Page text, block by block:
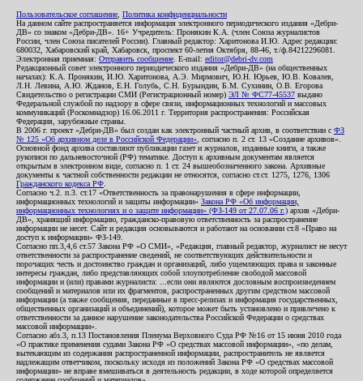
Пользовательское соглашение Политика конфиденциальности
На данном сайте распространяется информация электронного периодического издания «Дебри-
ДВ» со знаком «Дебри-ДВ». 16+ Учредитель: Пронякин К.А. (член Союза журналистов
России, член Союза писателей России). Главный редактор: Харитонова И.Ю. Адрес редакции:
680032, Хабаровский край, Хабаровск, проспект 60-летия Октября, 88-46, т./ф.84212296081.
Электронная приемная: Отправить сообщение . E-mail: editor@debri-dv.com
Редакционный совет электронного периодического издания «Дебри-ДВ» (на общественных
началах): К.А. Пронякин, И.Ю. Харитонова, А.Э. Мирмович, Ю.Н. Юрьев, Ю.В. Ковалев,
Л.Н. Левина, А.Ю. Жданов, Е.Н. Голубь, С.Н. Бурындин, Б.М. Сухинин, О.В. Егорова
Свидетельство о регистрации СМИ (Регистрационный номер) ЭЛ № ФС77-45537 выдано
Федеральной службой по надзору в сфере связи, информационных технологий и массовых
коммуникаций (Роскомнадзор) 16.06.2011 г. Территория распространения: Российская
Федерация, зарубежные страны.
В 2006 г. проект «Дебри-ДВ» был создан как электронный частный архив, в соответствии с ФЗ
№ 125 «Об архивном деле в Российской Федерации» , согласно п. 2 ст. 13 «Создание архивов».
Основной фонд архива составляют публикации газет и журналов, изданные книги, а также
рукописи по дальневосточной (РФ) тематике. Доступ к архивным документам является
открытым в электронном виде, согласно п. 1 ст. 24 вышеобозначенного закона. Архивные
документы к частной собственности редакции не относятся, согласно ст.ст. 1275, 1276, 1306
Гражданского кодекса РФ
Согласно ч.2. п.3. ст.17 «Ответственность за правонарушения в сфере информации,
информационных технологий и защиты информации» Закона РФ «Об информации,
информационных технологиях и о защите информации» (ФЗ-149 от 27.07.06 г.) архив «Дебри-
ДВ», хранящий информацию, гражданско-правовую ответственность за распространение
информации не несет. Сайт и редакция основываются и работают на основании ст.8 «Право на
доступ к информации» ФЗ-149.
Согласно пп.3,4,6 ст.57 Закона РФ «О СМИ», «Редакция, главный редактор, журналист не несут
ответственности за распространение сведений, не соответствующих действительности и
порочащих честь и достоинство граждан и организаций, либо ущемляющих права и законные
интересы граждан, либо представляющих собой злоупотребление свободой массовой
информации и (или) правами журналиста: ...если они являются дословным воспроизведением
сообщений и материалов или их фрагментов, распространенных другим средством массовой
информации (а также сообщения, переданные в пресс-релизах и информация государственных,
общественных организаций и объединений), которое может быть установлено и привлечено к
ответственности за данное нарушение законодательства Российской Федерации о средствах
массовой информации».
Согласно абз.3, п.13 Постановления Пленума Верховного Суда РФ №16 от 15 июня 2010 года
«О практике применения судами Закона РФ «О средствах массовой информации», «по делам,
вытекающим из содержания распространенной информации, распространитель не является
надлежащим ответчиком, поскольку исходя из положений Закона РФ «О средствах массовой
информации» не вправе вмешиваться в деятельность редакции, в ходе которой определяется